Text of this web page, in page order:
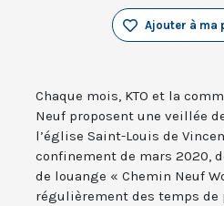
Ajouter à ma
Chaque mois, KTO et la
Neuf proposent une veillée
l’église Saint-Louis de
confinement de mars 2020,
de louange « Chemin Neuf
régulièrement des temps de